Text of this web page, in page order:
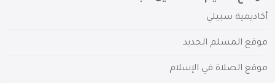
أكاديمية سبيلي
موقع المسلم الجديد
موقع الصلاة في الإسلام